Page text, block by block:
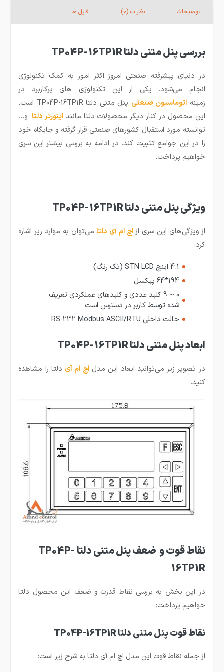
توضیحات نظرات (0) فایل ها
بررسی پنل متنی دلتا TP04P-16TP1R
در دنیای پیشرفته صنعتی امروز اکثر امور به کمک تکنولوژی
انجام می‌شود. یکی از این تکنولوژی های پرکاربرد در
زمینه اتوماسیون صنعتی
پنل متنی دلتا TP04P-16TP1R است.
این محصول در کنار دیگر محصولات دلتا ماننداینورتر دلتا و…
توانسته مورد استقبال کشورهای صنعتی قرار گرفته و جایگاه خود
را در این جوامع تثبیت کند. در ادامه به بررسی بیشتر این سری
خواهیم پرداخت.
ویژگی پنل متنی دلتا TP04P-16TP1R
از ویژگی‌های این سری ازاچ ام آی دلتامی‌توان به موارد زیر اشاره
کرد:
4.1 اینچ STN LCD (تک رنگ)
194*64 پیکسل
0 ~ 9 کلید عددی و کلیدهای عملکردی تعریف
شده توسط کاربر در دسترس است
حالت داخلی RS-232 Modbus ASCII/RTU
ابعاد پنل متنی دلتا TP04P-16TP1R
در تصویر زیر می‌توانید ابعاد این مدل اچ ام آی دلتا را مشاهده
کنید.
نقاط قوت و ضعف پنل متنی دلتا TP04P-
16TP1R
در این بخش به بررسی نقاط قدرت و ضعف این محصول دلتا
خواهیم پرداخت:
نقاط قوت پنل متنی دلتا TP04P-16TP1R
از جمله نقاط قوت این مدل اچ ام آی دلتا به شرح زیر است: